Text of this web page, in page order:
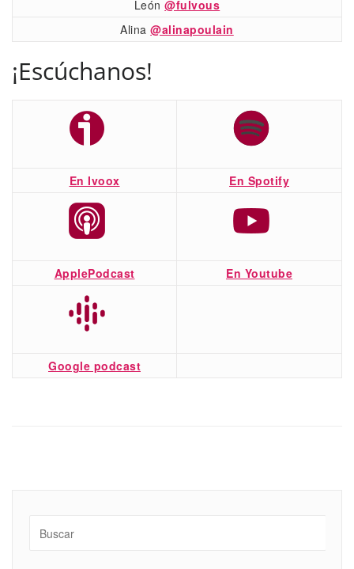
León@fulvous
Alina@alinapoulain
¡Escúchanos!
En Ivoox En Spotify
ApplePodcast En Youtube
Google podcast